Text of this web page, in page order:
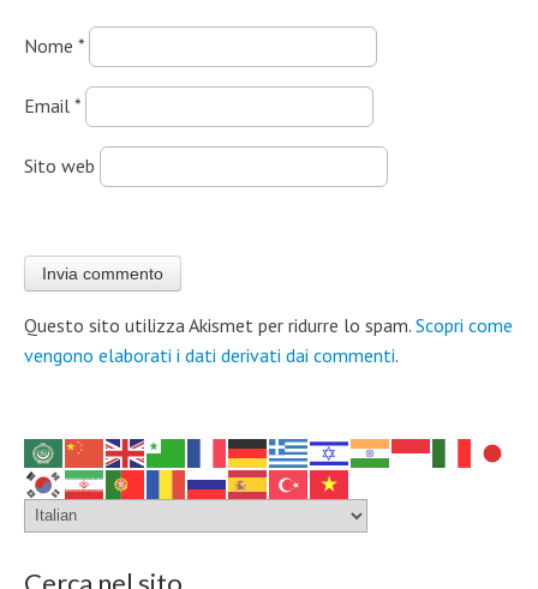
Nome *
Email *
Sito web
Questo sito utilizza Akismet per ridurre lo spam. Scopri come
vengono elaborati i dati derivati dai commenti.
Cerca nel sito